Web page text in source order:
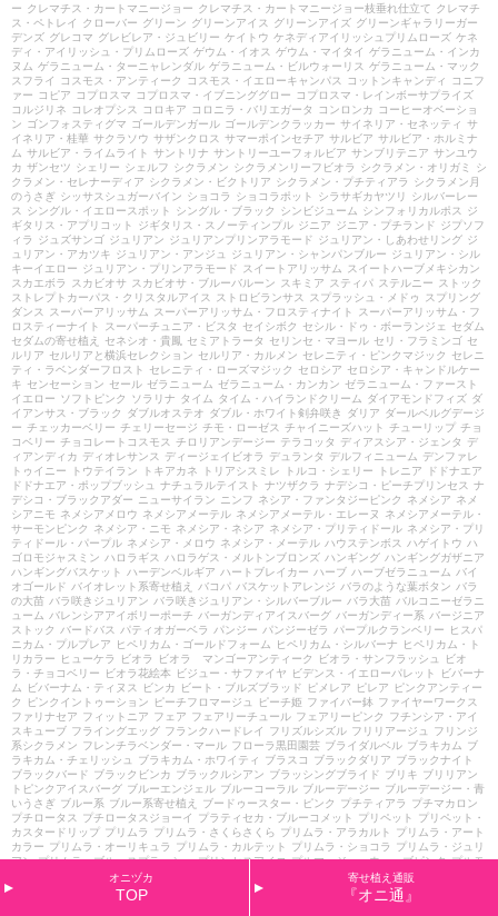
ー クレマチス・カートマニージョー クレマチス・カートマニージョー枝垂れ仕立て クレマチ
ス・ペトレイ
クローバー グリーン グリーンアイス グリーンアイズ グリーンギャラリーガー
デンズ グレコマ グレビレア・ジュビリー ケイトウ ケネディアイリッシュプリムローズ ケネ
ディ・アイリッシュ・プリムローズ ゲウム・イオス ゲウム・マイタイ ゲラニューム・インカ
ヌム ゲラニューム・ターニャレンダル ゲラニューム・ビルウォーリス ゲラニューム・マック
スフライ
コスモス・アンティーク コスモス・イエローキャンパス コットンキャンディ
コニフ
ァー
コピア コプロスマ コプロスマ・イブニンググロー
コプロスマ・レインボーサプライズ
コルジリネ
コレオプシス コロキア コロニラ・バリエガータ コンロンカ
コーヒーオベーショ
ン ゴンフォスティグマ ゴールデンガール ゴールデンクラッカー サイネリア・セネッティ サ
イネリア・桂華 サクラソウ サザンクロス サマーポインセチア サルビア サルビア・ホルミナ
ム サルビア・ライムライト サントリナ サントリーユーフォルビア サンブリテニア サンユウ
カ ザンセツ シェリー シェルフ シクラメン シクラメンリーフビオラ シクラメン・オリガミ
シ
クラメン・セレナーディア シクラメン・ビクトリア シクラメン・プチティアラ
シクラメン月
のうさぎ シッサスシュガーバイン ショコラ ショコラポット シラサギカヤツリ
シルバーレー
ス
シングル・イエロースポット シングル・ブラック シンビジューム シンフォリカルポス
ジ
ギタリス・アプリコット
ジギタリス・スノーティンプル ジニア ジニア・プチランド ジプソフ
ィラ
ジュズサンゴ ジュリアン ジュリアンプリンアラモード ジュリアン・しあわせリング ジ
ュリアン・アカツキ ジュリアン・アンジュ ジュリアン・シャンパンブルー ジュリアン・シル
キーイエロー ジュリアン・プリンアラモード スイートアリッサム
スイートハーブメキシカン
スカエボラ
スカビオサ スカビオサ・ブルーバルーン スキミア スティパ ステルニー
ストック
ストレプトカーパス・クリスタルアイス
ストロビランサス スプラッシュ・メドゥ
スプリング
ダンス
スーパーアリッサム スーパーアリッサム・フロスティナイト
スーパーアリッサム・フ
ロスティーナイト
スーパーチュニア・ビスタ セイシボク セシル・ドゥ・ボーランジェ
セダム
セダムの寄せ植え
セネシオ・貴鳳 セミアトラータ セリンセ・マヨール セリ・フラミンゴ セ
ルリア セルリアと横浜セレクション セルリア・カルメン セレニティ・ピンクマジック
セレニ
ティ・ラベンダーフロスト
セレニティ・ローズマジック セロシア セロシア・キャンドルケー
キ センセーション セール ゼラニューム ゼラニューム・カンカン ゼラニューム・ファースト
イエロー ソフトピンク ソラリナ タイム タイム・ハイランドクリーム ダイアモンドフィズ ダ
イアンサス・ブラック
ダブルオステオ ダブル・ホワイト剣弁咲き ダリア ダールベルグデージ
ー チェッカーベリー チェリーセージ チモ・ローゼス チャイニーズハット チューリップ チョ
コベリー チョコレートコスモス チロリアンデージー テラコッタ ディアスシア・ジェンタ
デ
ィアンディカ ディオレサンス ディージェイビオラ デュランタ デルフィニューム デンファレ
トゥイニー
トウテイラン トキアカネ トリアシスミレ トルコ・シェリー トレニア
ドドナエア
ドドナエア・ポップブッシュ
ナチュラルテイスト ナツザクラ ナデシコ・ピーチプリンセス ナ
デシコ・ブラックアダー
ニューサイラン ニンフ ネシア・ファンタジーピンク ネメシア ネメ
シアニモ ネメシアメロウ ネメシアメーテル ネメシアメーテル・エレーヌ
ネメシアメーテル・
サーモンピンク
ネメシア・ニモ ネメシア・ネシア ネメシア・プリティドール ネメシア・プリ
ティドール・パープル ネメシア・メロウ ネメシア・メーテル ハウステンボス ハゲイトウ ハ
ゴロモジャスミン ハロラギス ハロラゲス・メルトンブロンズ ハンギング ハンギングガザニア
ハンギングバスケット
ハーデンベルギア ハートブレイカー ハーブ ハーブゼラニューム バイ
オゴールド バイオレット系寄せ植え バコパ バスケットアレンジ バラのような葉ボタン バラ
の大苗 バラ咲きジュリアン バラ咲きジュリアン・シルバーブルー バラ大苗 バルコニーゼラニ
ューム バレンシアアイボリーポーチ バーガンディアイスバーグ バーガンディー系 バージニア
ストック
バードバス パティオガーベラ パンジー パンジーゼラ パープルクランベリー
ヒスパ
ニカム・プルプレア
ヒペリカム・ゴールドフォーム ヒペリカム・シルバーナ
ヒペリカム・ト
リカラー
ヒューケラ ビオラ ビオラ マンゴーアンティーク ビオラ・サンフラッシュ
ビオ
ラ・チョコベリー
ビオラ花絵本 ビジュー・サファイヤ ビデンス・イエローパレット
ビバーナ
ム
ビバーナム・ティヌス ビンカ ビート・ブルズブラッド ピメレア ピレア
ピンクアンティー
ク
ピンクイントゥーション ピーチフロマージュ ピーチ姫 ファイバー鉢 ファイヤーワークス
ファリナセア フィットニア フェア フェアリーチュール フェアリーピンク
フチンシア・アイ
スキューブ フライングエッグ フランクハードレイ フリズルシズル フリリアージュ
フリンジ
系シクラメン フレンチラベンダー・マール フローラ黒田園芸 ブライダルベル ブラキカム ブ
ラキカム・チェリッシュ
ブラキカム・ホワイティ ブラスコ ブラックダリア ブラックナイト
ブラックバード ブラックビンカ ブラックルシアン ブラッシングブライド ブリキ ブリリアン
トピンクアイスバーグ ブルーエンジェル ブルーコーラル ブルーデージー ブルーデージー・青
いうさぎ ブルー系 ブルー系寄せ植え ブードゥースター・ピンク プチティアラ
プチマカロン
プチロータス
プチロータスジョーイ プラティセカ・ブルーコメット プリペット
プリペット・
カスタードリップ プリムラ プリムラ・さくらさくら プリムラ・アラカルト
プリムラ・アート
カラー プリムラ・オーリキュラ プリムラ・カルテット プリムラ・ショコラ
プリムラ・ジュリ
アン プリムラ・ブルースプラッシュ プリンセスアイコ プルマージュ・ウェーブピンク プルモ
プルンパーゴ プレクトランサス プレミアムシクラメン
プレミアム・ジュ
リアン
プロフュージョン ヘミグラフィス ヘミジギア・マーブルキャンディ ヘリオフィラ
ヘリクリサム・ライムライム ヘーベ・ハートブレイカー
オニヅカ
TOP
寄せ植え通販
『オニ通』